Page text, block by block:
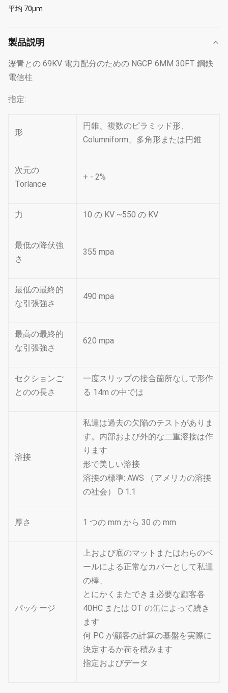
平均 70μm
製品説明
瀝青との 69KV 電力配分のための NGCP 6MM 30FT 鋼鉄
電信柱
指定:
形
円錐、複数のピラミッド形、
Columniform、多角形または円錐
次元の
Torlance
+ - 2%
力 10 の KV ~550 の KV
最低の降伏強
さ
355 mpa
最低の最終的
な引張強さ
490 mpa
最高の最終的
な引張強さ
620 mpa
セクションご
とのの長さ
一度スリップの接合箇所なしで形作
る 14m の中では
溶接
私達は過去の欠陥のテストがありま
す。内部および外的な二重溶接は作
ります
形で美しい溶接
溶接の標準: AWS （アメリカの溶接
の社会） D 1.1
厚さ 1 つの mm から 30 の mm
パッケージ
上および底のマットまたはわらのベ
ールによる正常なカバーとして私達
の棒、
とにかくまたできま必要な顧客各
40HC または OT の缶によって続き
ます
何 PC が顧客の計算の基盤を実際に
決定するか荷を積みます
指定およびデータ